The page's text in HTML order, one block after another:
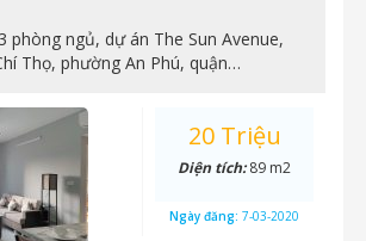
phòng ngủ, dự án The Sun Avenue,
Thọ, phường An Phú, quận…
20 Triệu
Diện tích:89 m2
Ngày đăng: 7-03-2020